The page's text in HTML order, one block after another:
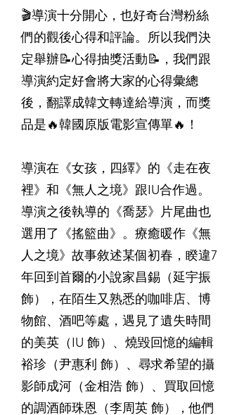
🎬導演十分開心，也好奇台灣粉絲
們的觀後心得和評論。所以我們決
定舉辦📝心得抽獎活動📝，我們跟
導演約定好會將大家的心得彙總
後，翻譯成韓文轉達給導演，而獎
品是🔥韓國原版電影宣傳單🔥！
導演在《女孩，四繹》的《走在夜
裡》和《無人之境》跟IU合作過。
導演之後執導的《喬瑟》片尾曲也
選用了《搖籃曲》。療癒暖作《無
人之境》故事敘述某個初春，睽違7
年回到首爾的小說家昌錫（延宇振
飾），在陌生又熟悉的咖啡店、博
物館、酒吧等處，遇見了遺失時間
的美英（IU 飾）、燒毀回憶的編輯
裕珍（尹惠利 飾）、尋求希望的攝
影師成河（金相浩 飾）、買取回憶
的調酒師珠恩（李周英 飾），他們